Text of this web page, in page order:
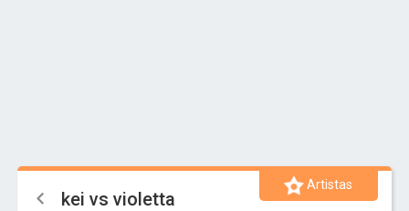
Artistas
kei vs violetta